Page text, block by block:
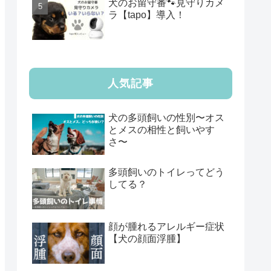
犬のお留守番🐾見守りカメ
ラ【tapo】導入！
人気記事
犬の多頭飼いの性別〜オス
とメスの相性と飼いやす
さ〜
多頭飼いのトイレってどう
してる？
顔が腫れるアレルギー症状
【犬の顔面浮腫】